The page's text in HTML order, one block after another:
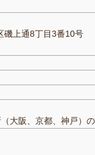
磯上通8丁目3番10号
大阪、京都、神戸）